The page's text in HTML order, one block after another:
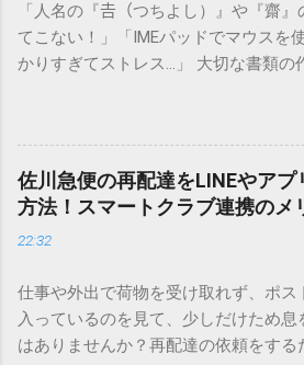
「人名の『𠮷（つちよし）』や『齋
てこない！」「IMEパッドでマウスを
かりすぎてストレス…」 大切な書類の
てしまいますよね。多くの人が「IME
を使いますが、実はマウスで一画ずつ
し、似た漢字が多すぎて結局見つから
ません。 そこで今回は、IMEパッドを
ドを打ち込むだけで一瞬で旧字や外字
「文字コード入力」のテクニックを詳
必要はありません。 1. なぜ「変換」
こないのか？ そもそも、なぜ普通の
あるのでしょうか。その理由は、パソ
佐川急便の再配達をLINEやアプ
方法！スマートクラブ連携のメ
22:32
仕事や外出で荷物を受け取れず、ポ
入っているのを見て、少しだけため
はありませんか？再配達の依頼をする